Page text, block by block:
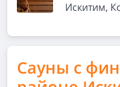
Искитим,
Сауны с